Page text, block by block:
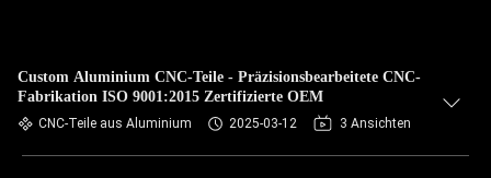
Custom Aluminium CNC-Teile - Präzisionsbearbeitete CNC-
Fabrikation ISO 9001:2015 Zertifizierte OEM
CNC-Teile aus Aluminium 2025-03-12 3 Ansichten